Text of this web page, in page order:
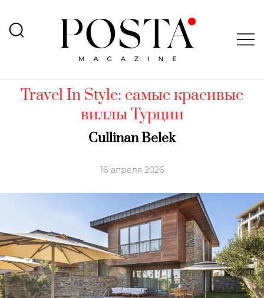
Travel In Style: самые красивые
виллы Турции
Cullinan Belek
16 апреля 2026